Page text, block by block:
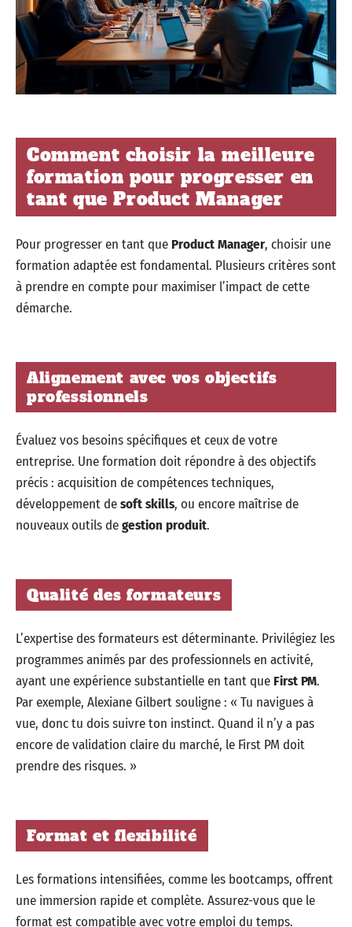
Comment choisir la meilleure
formation pour progresser en
tant que Product Manager
Pour progresser en tant que Product Manager, choisir une
formation adaptée est fondamental. Plusieurs critères sont
à prendre en compte pour maximiser l’impact de cette
démarche.
Alignement avec vos objectifs
professionnels
Évaluez vos besoins spécifiques et ceux de votre
entreprise. Une formation doit répondre à des objectifs
précis : acquisition de compétences techniques,
développement desoft skills, ou encore maîtrise de
nouveaux outils degestion produit.
Qualité des formateurs
L’expertise des formateurs est déterminante. Privilégiez les
programmes animés par des professionnels en activité,
ayant une expérience substantielle en tant que First PM.
Par exemple, Alexiane Gilbert souligne : « Tu navigues à
vue, donc tu dois suivre ton instinct. Quand il n’y a pas
encore de validation claire du marché, le First PM doit
prendre des risques. »
Format et flexibilité
Les formations intensifiées, comme les bootcamps, offrent
une immersion rapide et complète. Assurez-vous que le
format est compatible avec votre emploi du temps.